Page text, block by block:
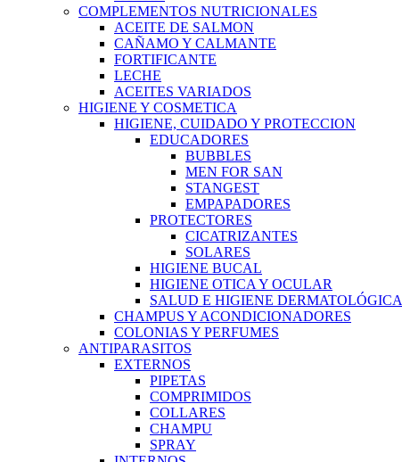
COMPLEMENTOS NUTRICIONALES
ACEITE DE SALMON
CAÑAMO Y CALMANTE
FORTIFICANTE
LECHE
ACEITES VARIADOS
HIGIENE Y COSMETICA
HIGIENE, CUIDADO Y PROTECCION
EDUCADORES
BUBBLES
MEN FOR SAN
STANGEST
EMPAPADORES
PROTECTORES
CICATRIZANTES
SOLARES
HIGIENE BUCAL
HIGIENE OTICA Y OCULAR
SALUD E HIGIENE DERMATOLÓGICA
CHAMPUS Y ACONDICIONADORES
COLONIAS Y PERFUMES
ANTIPARASITOS
EXTERNOS
PIPETAS
COMPRIMIDOS
COLLARES
CHAMPU
SPRAY